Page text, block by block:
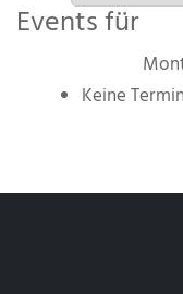
Events für
Keine